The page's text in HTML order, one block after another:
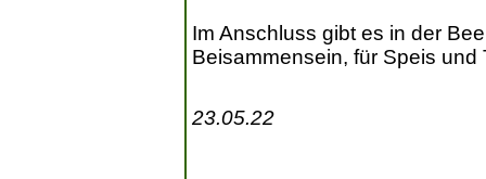
Im Anschluss gibt es in der
Beisammensein, für Speis und
23.05.22